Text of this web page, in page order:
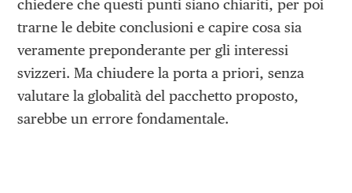
chiedere che questi punti siano chiariti, per poi
trarne le debite conclusioni e capire cosa sia
veramente preponderante per gli interessi
svizzeri. Ma chiudere la porta a priori, senza
valutare la globalità del pacchetto proposto,
sarebbe un errore fondamentale.